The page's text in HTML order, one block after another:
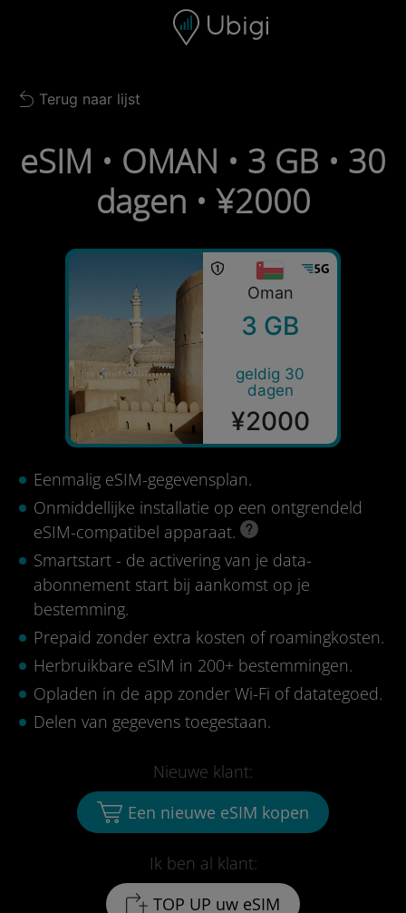
Navigatiebalk Voettekst
Back to list
Terug naar lijst
eSIM • OMAN • 3 GB • 30
dagen • ¥2000
Oman
3 GB
geldig 30
dagen
¥2000
Eenmalig eSIM-gegevensplan.
Onmiddellijke installatie op een ontgrendeld
eSIM-compatibel apparaat.
Smartstart - de activering van je data-
abonnement start bij aankomst op je
bestemming.
Prepaid zonder extra kosten of roamingkosten.
Herbruikbare eSIM in 200+ bestemmingen.
Opladen in de app zonder Wi-Fi of datategoed.
Delen van gegevens toegestaan.
Ik ben al klant:
TOP UP uw eSIM
Nieuwe klant:
Een nieuwe eSIM kopen